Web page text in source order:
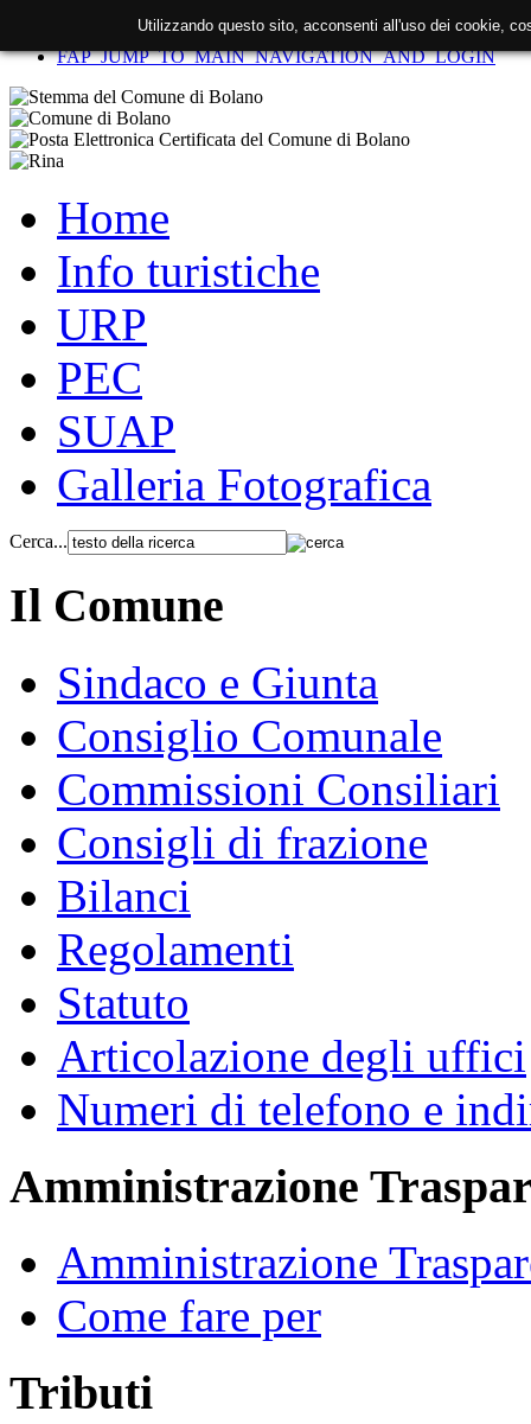
FAP_SKIP_TO_CONTENT
FAP_JUMP_TO_MAIN_NAVIGATION_AND_LOGIN
Home
Info turistiche
URP
PEC
SUAP
Galleria Fotografica
Cerca...
Il Comune
Sindaco e Giunta
Consiglio Comunale
Commissioni Consiliari
Consigli di frazione
Bilanci
Regolamenti
Statuto
Articolazione degli uffici
Numeri di telefono e
Amministrazione
Amministrazione
Come fare per
Tributi
Utilizzando questo sito, acconsenti all'uso dei cookie,